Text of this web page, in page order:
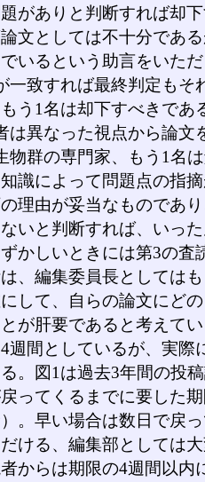
がありと判断すれば却
文としては不十分であ
いるという助言をいた
致すれば最終判定もそ
う1名は却下すべきであ
は異なった視点から論文
物群の専門家、もう1名
識によって問題点の指
理由が妥当なものであ
いと判断すれば、いっ
かしいときには第3の査
、編集委員長としては
して、自らの論文にど
が肝要であると考えて
間としているが、実際
。図1は過去3年間の投
ってくるまでに要した
。早い場合は数日で戻
ける、編集部としては
からは期限の4週間以内